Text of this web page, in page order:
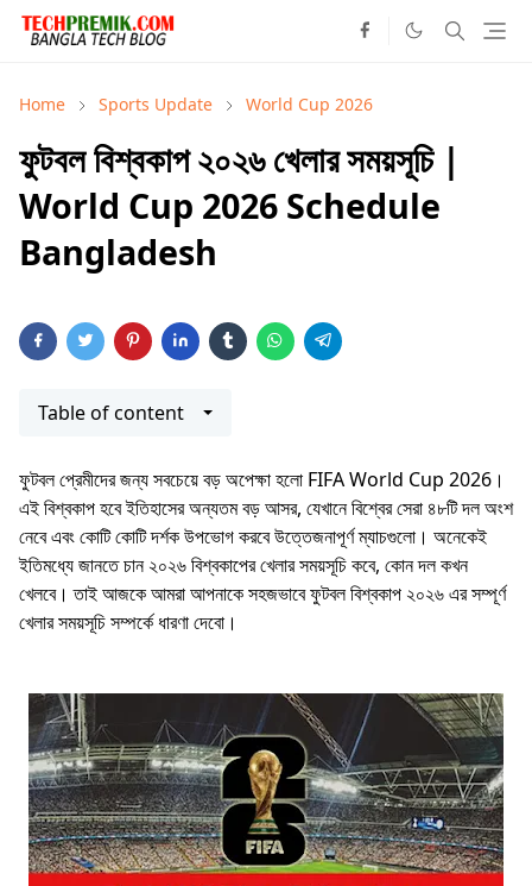
Home Sports Update World Cup 2026
ফুটবল বিশ্বকাপ ২০২৬ খেলার সময়সূচি |
World Cup 2026 Schedule
Bangladesh
Table of content
ফুটবল প্রেমীদের জন্য সবচেয়ে বড় অপেক্ষা হলো FIFA World Cup 2026।
এই বিশ্বকাপ হবে ইতিহাসের অন্যতম বড় আসর, যেখানে বিশ্বের সেরা ৪৮টি দল অংশ
নেবে এবং কোটি কোটি দর্শক উপভোগ করবে উত্তেজনাপূর্ণ ম্যাচগুলো। অনেকেই
ইতিমধ্যে জানতে চান ২০২৬ বিশ্বকাপের খেলার সময়সূচি কবে, কোন দল কখন
খেলবে। তাই আজকে আমরা আপনাকে সহজভাবে ফুটবল বিশ্বকাপ ২০২৬ এর সম্পূর্ণ
খেলার সময়সূচি সম্পর্কে ধারণা দেবো।